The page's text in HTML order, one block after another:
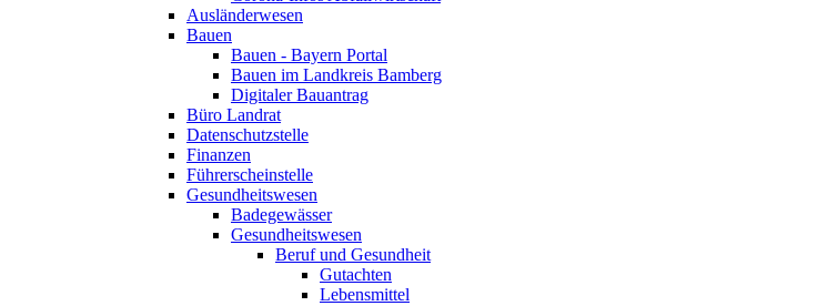
Ausländerwesen
Bauen
Bauen - Bayern Portal
Bauen im Landkreis Bamberg
Digitaler Bauantrag
Büro Landrat
Datenschutzstelle
Finanzen
Führerscheinstelle
Gesundheitswesen
Badegewässer
Gesundheitswesen
Beruf und Gesundheit
Gutachten
Lebensmittel